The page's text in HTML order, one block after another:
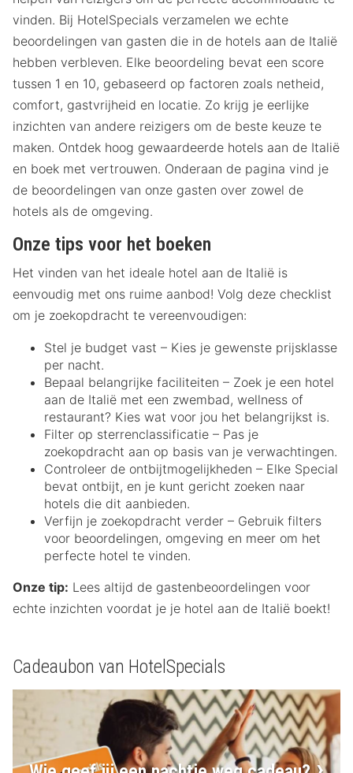
vinden. Bij HotelSpecials verzamelen we echte
beoordelingen van gasten die in de hotels aan de Italië
hebben verbleven. Elke beoordeling bevat een score
tussen 1 en 10, gebaseerd op factoren zoals netheid,
comfort, gastvrijheid en locatie. Zo krijg je eerlijke
inzichten van andere reizigers om de beste keuze te
maken. Ontdek hoog gewaardeerde hotels aan de Italië
en boek met vertrouwen. Onderaan de pagina vind je
de beoordelingen van onze gasten over zowel de
hotels als de omgeving.
Onze tips voor het boeken
Het vinden van het ideale hotel aan de Italië is
eenvoudig met ons ruime aanbod! Volg deze checklist
om je zoekopdracht te vereenvoudigen:
Stel je budget vast – Kies je gewenste prijsklasse
per nacht.
Bepaal belangrijke faciliteiten – Zoek je een hotel
aan de Italië met een zwembad, wellness of
restaurant? Kies wat voor jou het belangrijkst is.
Filter op sterrenclassificatie – Pas je
zoekopdracht aan op basis van je verwachtingen.
Controleer de ontbijtmogelijkheden – Elke Special
bevat ontbijt, en je kunt gericht zoeken naar
hotels die dit aanbieden.
Verfijn je zoekopdracht verder – Gebruik filters
voor beoordelingen, omgeving en meer om het
perfecte hotel te vinden.
Onze tip: Lees altijd de gastenbeoordelingen voor
echte inzichten voordat je je hotel aan de Italië boekt!
Cadeaubon van HotelSpecials